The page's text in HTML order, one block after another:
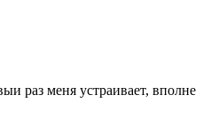
раз меня устраивает, вполне